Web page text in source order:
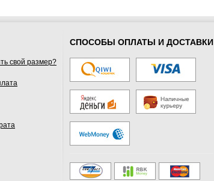
свой размер?
СПОСОБЫ ОПЛАТЫ И ДОСТАВКИ